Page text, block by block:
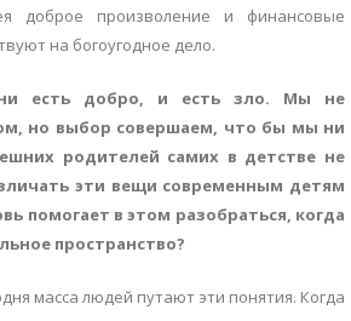
доброе произволение и финансовые
на богоугодное дело.
есть добро, и есть зло. Мы не
но выбор совершаем, что бы мы ни
родителей самих в детстве не
эти вещи современным детям
помогает в этом разобраться, когда
пространство?
масса людей путают эти понятия. Когда